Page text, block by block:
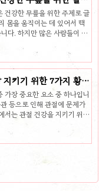
건강한 무릎을 위한 주제로 글
몸을 움직이는 데 있어서 핵
다. 하지만 많은 사람들이 무
데요. 무릎 건강을 유지하고
. 이 글에서는 무릎 질병의 종
한 무릎을 위한 필수 팁을 이
의 종류 소개 1.1 슬관절염
증으로, 연령과 유전적 요인,
니다. 주요 증상은 통증, 관절
다. 1.2 퇴행성 관절염 퇴행성
의 연골 파괴가 진행..
키기 위한 7가지 황금
가장 중요한 요소 중 하나입니
등으로 인해 관절에 문제가
서는 관절 건강을 지키기 위한
한 삶을 움켜잡는 데 도움이
목차 1. 규칙적인 운동 계획
운동이 가장 중요한 요소 중
는 스스로 운동 계획을 세우
주일에 적어도 3~4일 정도의
동 전후에는 꼭 스트레칭을 해